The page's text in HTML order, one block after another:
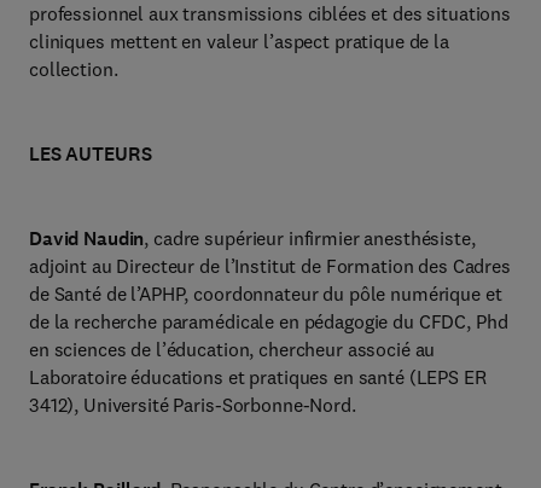
professionnel aux transmissions ciblées et des situations
cliniques mettent en valeur l’aspect pratique de la
collection.
LES AUTEURS
David Naudin, cadre supérieur infirmier anesthésiste,
adjoint au Directeur de l’Institut de Formation des Cadres
de Santé de l’APHP, coordonnateur du pôle numérique et
de la recherche paramédicale en pédagogie du CFDC, Phd
en sciences de l’éducation, chercheur associé au
Laboratoire éducations et pratiques en santé (LEPS ER
3412), Université Paris-Sorbonne-Nord.